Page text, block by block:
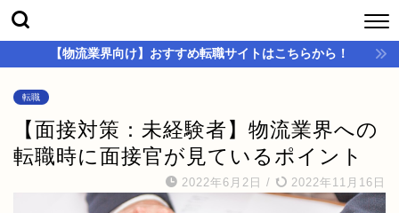
【物流業界向け】おすすめ転職サイトはこちらから！
転職
【面接対策：未経験者】物流業界への
転職時に面接官が見ているポイント
2022年6月2日 / 2022年11月16日